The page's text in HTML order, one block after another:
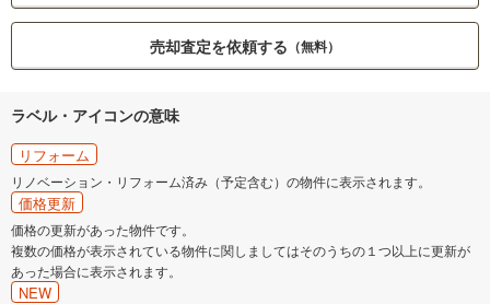
売却査定を依頼する （無料）
ラベル・アイコンの意味
リフォーム
リノベーション・リフォーム済み（予定含む）の物件に表示されます。
価格更新
価格の更新があった物件です。
複数の価格が表示されている物件に関しましてはそのうちの１つ以上に更新が
あった場合に表示されます。
NEW